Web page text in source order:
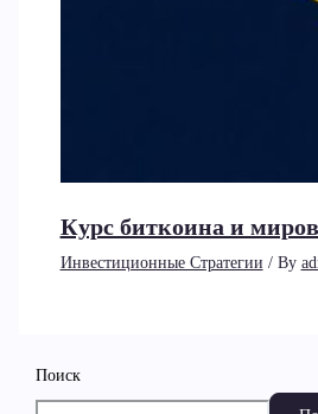
Курс биткоина и
Инвестиционные Стратегии / By
Поиск